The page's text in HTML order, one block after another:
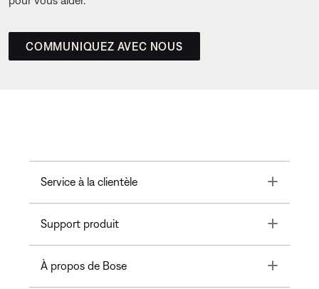
COMMUNIQUEZ AVEC NOUS
Service à la clientèle Toggle
Support produit Toggle
À propos de Bose Toggle